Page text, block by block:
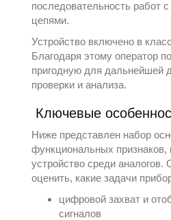
последовательность работ
цепями.
Устройство включено в
Благодаря этому оператор
пригодную для дальнейшей
проверки и анализа.
Ключевые
Ниже представлен набор
функциональных
устройство среди аналогов.
оценить, какие задачи
цифровой захват и
сигналов